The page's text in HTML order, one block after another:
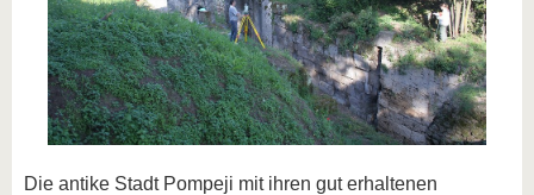
Die antike Stadt Pompeji mit ihren gut erhaltenen